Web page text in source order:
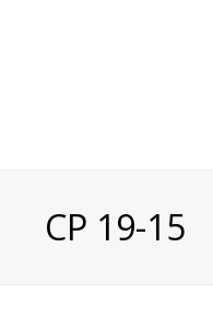
CP 19-15